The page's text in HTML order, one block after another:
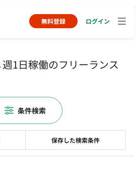
無料登録 ログイン
1日稼働のフリーランス
保存した検索条件
条件検索